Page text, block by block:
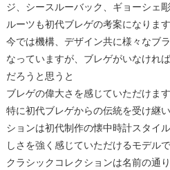
ジ、シースルーバック、ギョーシェ
ルーツも初代ブレゲの考案になります
今では機構、デザイン共に様々なブ
なっていますが、ブレゲがいなけれ
だろうと思うと
ブレゲの偉大さを感じていただけます
特に初代ブレゲからの伝統を受け継
ションは初代制作の懐中時計スタイ
しさを強く感じていただけるモデルで
クラシックコレクションは名前の通